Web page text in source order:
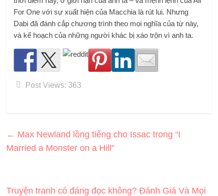
For One với sự xuất hiện của Macchia là rút lui. Nhưng
Dabi đã đánh cắp chương trình theo mọi nghĩa của từ này,
và kế hoạch của những người khác bị xáo trộn vì anh ta.
Post Views: 363
← Max Newland lồng tiếng cho Issac trong “I
Married a Monster on a Hill”
Truyện tranh có đáng đọc không? Đánh Giá Và Mọi